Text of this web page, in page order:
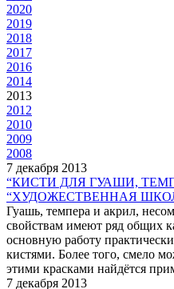
2020
2019
2018
2017
2016
2014
2013
2012
2010
2009
2008
7 декабря 2013
“КИСТИ ДЛЯ ГУАШИ,
“ХУДОЖЕСТВЕННАЯ
Гуашь, темпера и акрил,
свойствам имеют ряд общих
основную работу
кистями. Более того, смело
этими красками найдётся
7 декабря 2013